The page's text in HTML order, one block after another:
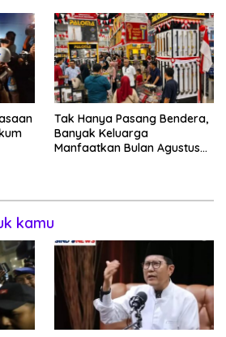
Tak Hanya Pasang Bendera,
Banyak Keluarga
Manfaatkan Bulan Agustus
kamu